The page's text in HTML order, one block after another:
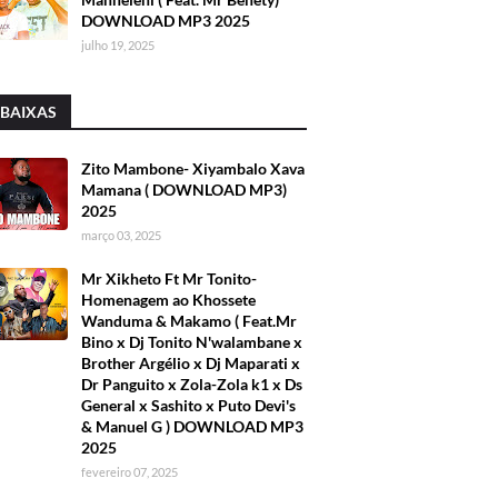
DOWNLOAD MP3 2025
julho 19, 2025
Zito Mambone- Xiyambalo Xava
Mamana ( DOWNLOAD MP3)
2025
março 03, 2025
Mr Xikheto Ft Mr Tonito-
Homenagem ao Khossete
Wanduma & Makamo ( Feat.Mr
Bino x Dj Tonito N'walambane x
Brother Argélio x Dj Maparati x
Dr Panguito x Zola-Zola k1 x Ds
General x Sashito x Puto Devi's
& Manuel G ) DOWNLOAD MP3
2025
fevereiro 07, 2025